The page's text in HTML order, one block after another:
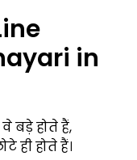
in
बड़े होते हैं,
ही होते हैं।